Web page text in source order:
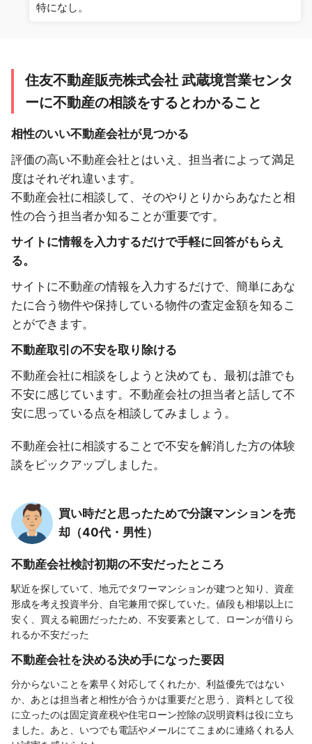
特になし。
住友不動産販売株式会社 武蔵境営業センタ
ーに不動産の相談をするとわかること
相性のいい不動産会社が見つかる
評価の高い不動産会社とはいえ、担当者によって満足
度はそれぞれ違います。
不動産会社に相談して、そのやりとりからあなたと相
性の合う担当者か知ることが重要です。
サイトに情報を入力するだけで手軽に回答がもらえ
る。
サイトに不動産の情報を入力するだけで、簡単にあな
たに合う物件や保持している物件の査定金額を知るこ
とができます。
不動産取引の不安を取り除ける
不動産会社に相談をしようと決めても、最初は誰でも
不安に感じています。不動産会社の担当者と話して不
安に思っている点を相談してみましょう。
不動産会社に相談することで不安を解消した方の体験
談をピックアップしました。
買い時だと思ったためで分譲マンションを売
却（40代・男性）
不動産会社検討初期の不安だったところ
駅近を探していて、地元でタワーマンションが建つと知り、資産
形成を考え投資半分、自宅兼用で探していた。値段も相場以上に
安く、買える範囲だったため、不安要素として、ローンが借りら
れるか不安だった
不動産会社を決める決め手になった要因
分からないことを素早く対応してくれたか、利益優先ではない
か、あとは担当者と相性が合うかは重要だと思う、資料として役
に立ったのは固定資産税や住宅ローン控除の説明資料は役に立ち
ました。あと、いつでも電話やメールにてこまめに連絡くれる人